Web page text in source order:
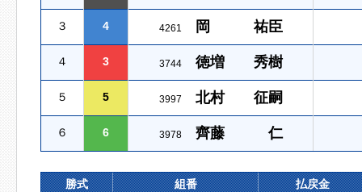
３ 4 4261 岡 祐臣
４ 3 3744 徳増 秀樹
５ 5 3997 北村 征嗣
６ 6 3978 齊藤 仁
勝式 組番 払戻金